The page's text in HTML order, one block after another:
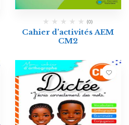
(0)
Cahier d’activités AEM
CM2